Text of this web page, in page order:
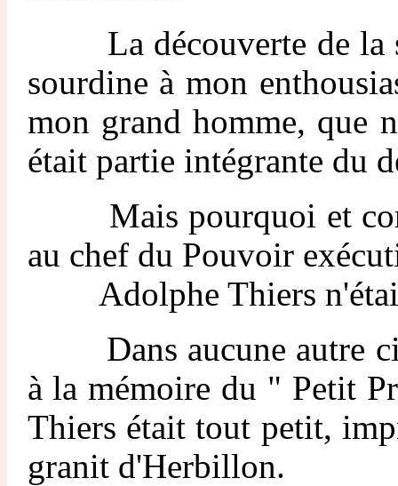
La découverte de la
sourdine à mon
mon grand homme, que
était partie intégrante du
Mais pourquoi et
au chef du Pouvoir
Adolphe Thiers n'était
Dans aucune autre
à la mémoire du " Petit
Thiers était tout petit,
granit d'Herbillon.